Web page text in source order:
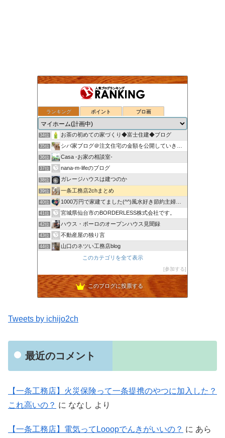
ランキング ポイント ブロ画
32位 ついのすみかはここにあるか
33位 30代の会社員がマイホームを買うってよ！
34位 お茶の初めての家づくり◆富士住建◆ブログ
35位 シバ家ブログ＠注文住宅の金額を公開していきます
36位 Casa -お家の相談室-
37位 nana-m-lifeのブログ
38位 ガレージハウスは建つのか
39位 一条工務店2chまとめ
40位 1000万円で家建てました(^^)風水好き節約主婦のローコ…
41位 宮城県仙台市のBORDERLESS株式会社です。
42位 ハウス・ポーロのオープンハウス見聞録
43位 不動産屋の独り言
44位 山口のネツい工務店blog
Beautiful Lifeこのカテゴリを全て表示
参加する
このブログに投票する
Tweets by ichijo2ch
最近のコメント
【一条工務店】火災保険って一条提携のやつに加入した？
これ高いの？ に ななし より
【一条工務店】電気ってLooopでんきがいいの？ に あら